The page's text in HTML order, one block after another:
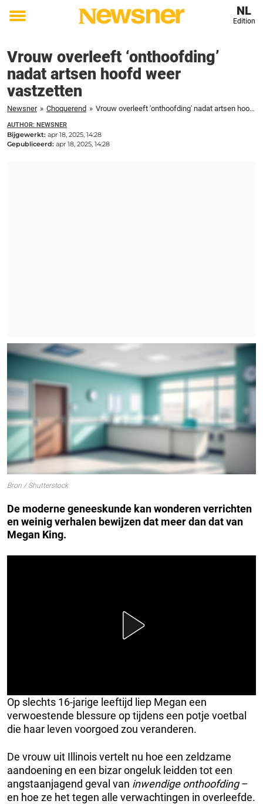
Toggle
NL
Edition
Vrouw overleeft ‘onthoofding’
nadat artsen hoofd weer
vastzetten
Newsner » Choquerend » Vrouw overleeft 'onthoofding' nadat artsen hoofd weer vastzetten
AUTHOR: NEWSNER
Bijgewerkt: apr 18, 2025, 14:28
Gepubliceerd: apr 18, 2025, 14:28
Bron / Shutterstock
De moderne geneeskunde kan wonderen verrichten
en weinig verhalen bewijzen dat meer dan dat van
Megan King.
Op slechts 16-jarige leeftijd liep Megan een
verwoestende blessure op tijdens een potje voetbal
die haar leven voorgoed zou veranderen.
De vrouw uit Illinois vertelt nu hoe een zeldzame
aandoening en een bizar ongeluk leidden tot een
angstaanjagend geval van inwendige onthoofding–
en hoe ze het tegen alle verwachtingen in overleefde.